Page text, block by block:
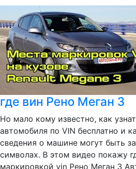
где вин Рено Меган 3
Но мало кому известно, как
автомобиля по VIN бесплатно и
сведения о машине могут быть
символах. В этом видео покажу
маркировкой vin Рено Меган 3